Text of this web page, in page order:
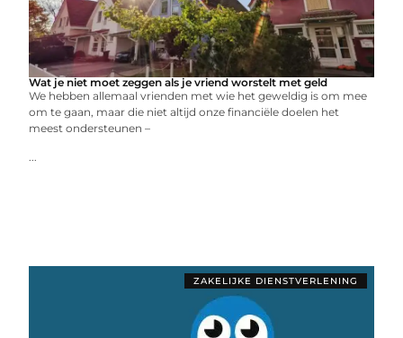
Wat je niet moet zeggen als je vriend worstelt met geld
We hebben allemaal vrienden met wie het geweldig is om mee
om te gaan, maar die niet altijd onze financiële doelen het
meest ondersteunen –
...
ZAKELIJKE DIENSTVERLENING